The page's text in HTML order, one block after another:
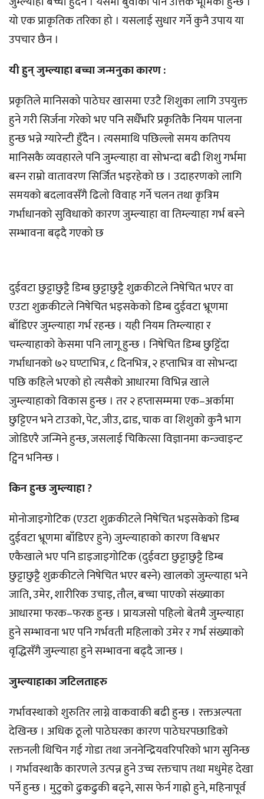
यो एक प्राकृतिक तरिका हो । यसलाई सुधार गर्ने कुनै उपाय या
उपचार छैन ।
यी हुन् जुम्ल्याहा बच्चा जन्मनुका कारण :
प्रकृतिले मानिसको पाठेघर खासमा एउटै शिशुका लागि उपयुक्त
हुने गरी सिर्जना गरेको भए पनि सधैँभरि प्रकृतिकै नियम पालना
हुन्छ भन्ने ग्यारेन्टी हुँदैन । त्यसमाथि पछिल्लो समय कतिपय
मानिसकै व्यवहारले पनि जुम्ल्याहा वा सोभन्दा बढी शिशु गर्भमा
बस्न राम्रो वातावरण सिर्जित भइरहेको छ । उदाहरणको लागि
समयको बदलावसँगै ढिलो विवाह गर्ने चलन तथा कृत्रिम
गर्भाधानको सुविधाको कारण जुम्ल्याहा वा तिम्ल्याहा गर्भ बस्ने
सम्भावना बढ्दै गएको छ
दुईवटा छुट्टाछुट्टै डिम्ब छुट्टाछुट्टै शुक्रकीटले निषेचित भएर वा
एउटा शुक्रकीटले निषेचित भइसकेको डिम्ब दुईवटा भ्रूणमा
बाँडिएर जुम्ल्याहा गर्भ रहन्छ । यही नियम तिम्ल्याहा र
चम्ल्याहाको केसमा पनि लागू हुन्छ । निषेचित डिम्ब छुट्टिँदा
गर्भाधानको ७२ घण्टाभित्र, ८ दिनभित्र, २ हप्ताभित्र वा सोभन्दा
पछि कहिले भएको हो त्यसैको आधारमा विभिन्न खाले
जुम्ल्याहाको विकास हुन्छ । तर २ हप्तासम्ममा एक–अर्कामा
छुट्टिएन भने टाउको, पेट, जीउ, ढाड, चाक वा शिशुको कुनै भाग
जोडिएरै जन्मिने हुन्छ, जसलाई चिकित्सा विज्ञानमा कन्ज्वाइन्ट
ट्विन भनिन्छ ।
किन हुन्छ जुम्ल्याहा ?
मोनोजाइगोटिक (एउटा शुक्रकीटले निषेचित भइसकेको डिम्ब
दुईवटा भ्रूणमा बाँडिएर हुने) जुम्ल्याहाको कारण विश्वभर
एकैखाले भए पनि डाइजाइगोटिक (दुईवटा छुट्टाछुट्टै डिम्ब
छुट्टाछुट्टै शुक्रकीटले निषेचित भएर बस्ने) खालको जुम्ल्याहा भने
जाति, उमेर, शारीरिक उचाइ, तौल, बच्चा पाएको संख्याका
आधारमा फरक–फरक हुन्छ । प्रायजसो पहिलो बेतमै जुम्ल्याहा
हुने सम्भावना भए पनि गर्भवती महिलाको उमेर र गर्भ संख्याको
वृद्धिसँगै जुम्ल्याहा हुने सम्भावना बढ्दै जान्छ ।
जुम्ल्याहाका जटिलताहरु
गर्भावस्थाको शुरुतिर लाग्ने वाकवाकी बढी हुन्छ । रक्तअल्पता
देखिन्छ । अधिक ठूलो पाठेघरका कारण पाठेघरपछाडिको
रक्तनली थिचिन गई गोडा तथा जननेन्द्रियवरिपरिको भाग सुनिन्छ
। गर्भावस्थाकै कारणले उत्पन्न हुने उच्च रक्तचाप तथा मधुमेह देखा
पर्ने हुन्छ । मुटुको ढुकढुकी बढ्ने, सास फेर्न गाह्रो हुने, महिनापूर्व